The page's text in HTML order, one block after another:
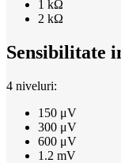
1 kΩ
2 kΩ
Sensibilitate
4 niveluri:
150 μV
300 μV
600 μV
1.2 mV